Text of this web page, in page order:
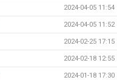
2024-04-05 11:54
2024-04-05 11:52
2024-02-25 17:15
2024-02-18 12:55
2024-01-18 17:30